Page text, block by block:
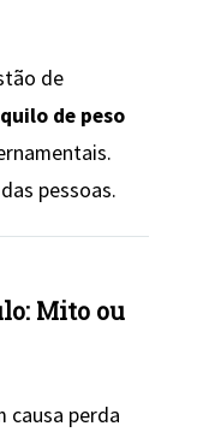
de
de peso
pessoas.
Mito ou
causa perda